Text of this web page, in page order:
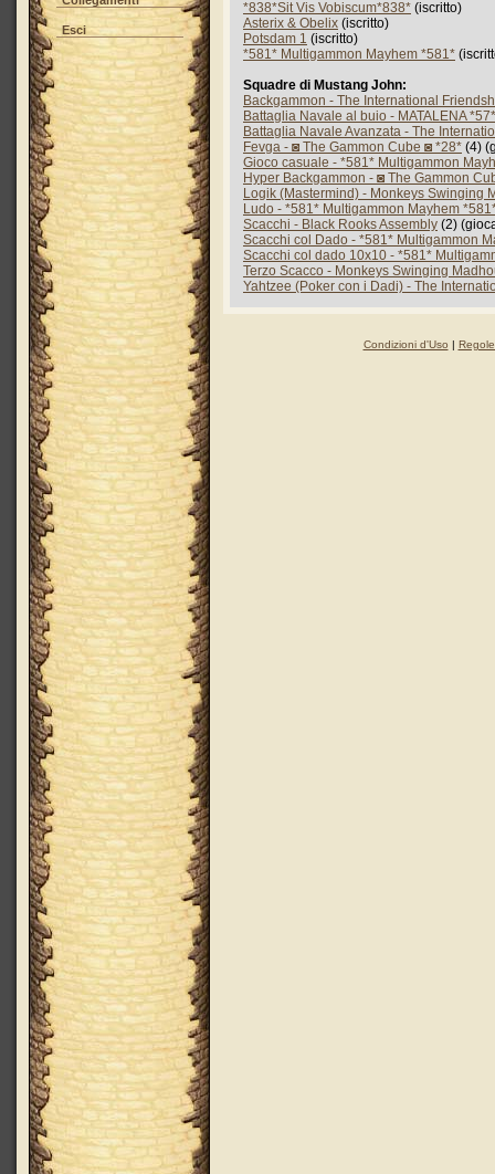
Esci
*838*Sit Vis Vobiscum*838* (iscritto)
Asterix & Obelix (iscritto)
Potsdam 1 (iscritto)
*581* Multigammon Mayhem *581*
Squadre di Mustang John:
Backgammon - The International
Battaglia Navale al buio - MATALENA
Battaglia Navale Avanzata - The
Fevga - ◙ The Gammon Cube ◙ *28* (4)
Gioco casuale - *581* Multigammon
Hyper Backgammon - ◙ The Gammon
Logik (Mastermind) - Monkeys Swinging
Ludo - *581* Multigammon Mayhem
Scacchi - Black Rooks Assembly (2)
Scacchi col Dado - *581* Multigammon
Scacchi col dado 10x10 - *581*
Terzo Scacco - Monkeys Swinging
Yahtzee (Poker con i Dadi) - The
Condizioni d'Uso |